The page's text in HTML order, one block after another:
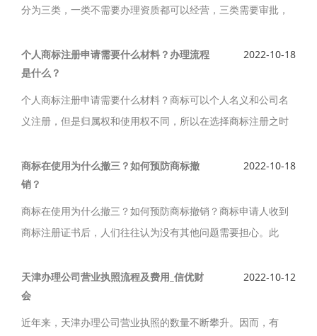
分为三类，一类不需要办理资质都可以经营，三类需要审批，
疗器械备案？
个人商标注册申请需要什么材料？办理流程
是什么？
2022-10-18
个人商标注册申请需要什么材料？商标可以个人名义和公司名
义注册，但是归属权和使用权不同，所以在选择商标注册之时
材料？办理流程是什么？
商标在使用为什么撤三？如何预防商标撤
销？
2022-10-18
商标在使用为什么撤三？如何预防商标撤销？商标申请人收到
商标注册证书后，人们往往认为没有其他问题需要担心。此
能面临“撤三”的风险。
天津办理公司营业执照流程及费用_信优财
会
2022-10-12
近年来，天津办理公司营业执照的数量不断攀升。因而，有